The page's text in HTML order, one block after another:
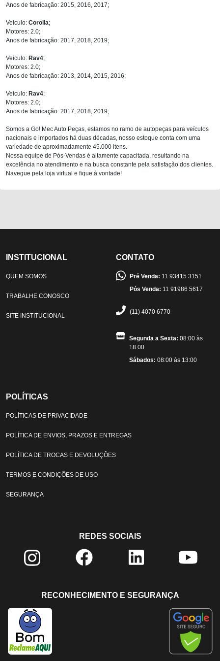
Anos de fabricação: 2015, 2016, 2017;
Veiculo: Corolla;
Motores: 2.0;
Anos de fabricação: 2017, 2018, 2019;
Veiculo: Rav4;
Motores: 2.0;
Anos de fabricação: 2013, 2014, 2015, 2016;
Veiculo: Rav4;
Motores: 2.0;
Anos de fabricação: 2017, 2018, 2019;
Somos a Go! Mec Auto Peças, estamos no ramo de autopeças para veículos
nacionais e importados há duas décadas, nosso estoque conta com uma
variedade de aproximadamente 45.000 itens.
Nossa equipe de Pós-Vendas é altamente capacitada, resultando na
excelência no atendimento e na busca constante pela satisfação dos clientes.
Navegue pela loja virtual e fique à vontade!
INSTITUCIONAL
QUEM SOMOS
TRABALHE CONOSCO
SITE INSTITUCIONAL
CONTATO
Pré Venda: 11 93415 3151
Pós Venda: 11 91986 5617
(11) 4070 6770
Segunda a Sexta: 08:00 às
18:00
Sábados: 08:00 às 13:00
POLÍTICAS
POLÍTICAS DE PRIVACIDADE
POLÍTICA DE ENVIOS, PRAZOS E ENTREGAS
POLÍTICA DE TROCAS E DEVOLUÇÕES
TERMOS E CONDIÇÕES DE USO
SEGURANÇA
REDES SOCIAIS
RECONHECIMENTO E SEGURANÇA